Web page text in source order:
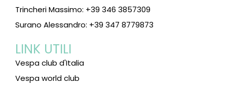
Trincheri Massimo: +39 346 3857309
Surano Alessandro: +39 347 8779873
LINK UTILI
Vespa club d'Italia
Vespa world club